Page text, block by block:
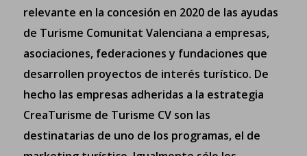
relevante en la concesión en 2020 de las ayudas
de Turisme Comunitat Valenciana a empresas,
asociaciones, federaciones y fundaciones que
desarrollen proyectos de interés turístico. De
hecho las empresas adheridas a la estrategia
CreaTurisme de Turisme CVson las
destinatarias de uno de los programas, el de